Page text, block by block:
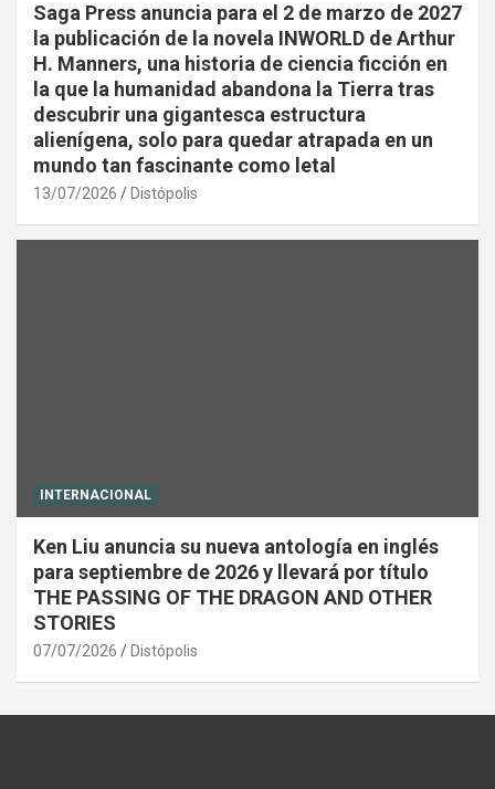
Saga Press anuncia para el 2 de marzo de 2027
la publicación de la novela INWORLD de Arthur
H. Manners, una historia de ciencia ficción en
la que la humanidad abandona la Tierra tras
descubrir una gigantesca estructura
alienígena, solo para quedar atrapada en un
mundo tan fascinante como letal
13/07/2026 Distópolis
INTERNACIONAL
Ken Liu anuncia su nueva antología en inglés
para septiembre de 2026 y llevará por título
THE PASSING OF THE DRAGON AND OTHER
STORIES
07/07/2026 Distópolis